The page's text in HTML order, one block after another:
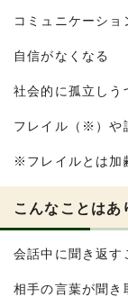
コミュニケーショ
自信がなくなる
社会的に孤立しう
フレイル（※）や
※フレイルとは加
こんなことはあ
会話中に聞き返す
相手の言葉が聞き